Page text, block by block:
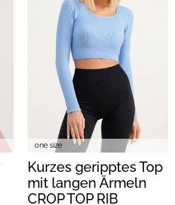
one size
Kurzes geripptes Top
mit langen Ärmeln
CROP TOP RIB